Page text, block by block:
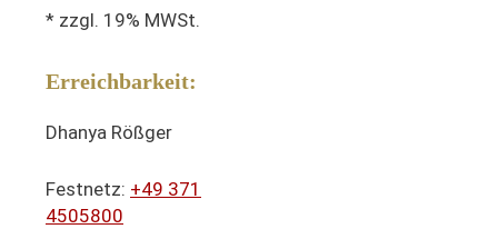
* zzgl. 19% MWSt.
Erreichbarkeit:
Dhanya Rößger
Festnetz: +49 371
4505800